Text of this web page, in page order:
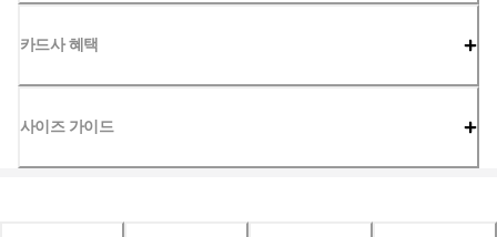
카드사 혜택
사이즈 가이드